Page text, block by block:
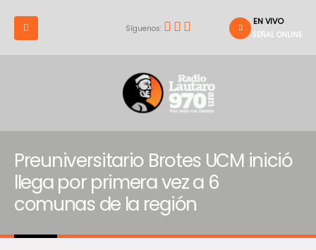
Síguenos:
EN VIVO
SEÑAL ONLINE
Preuniversitario Brotes UCM inició
llega por primera vez a 6
comunas de la región